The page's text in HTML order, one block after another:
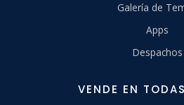
Galería de
Apps
Despachos
VENDE EN